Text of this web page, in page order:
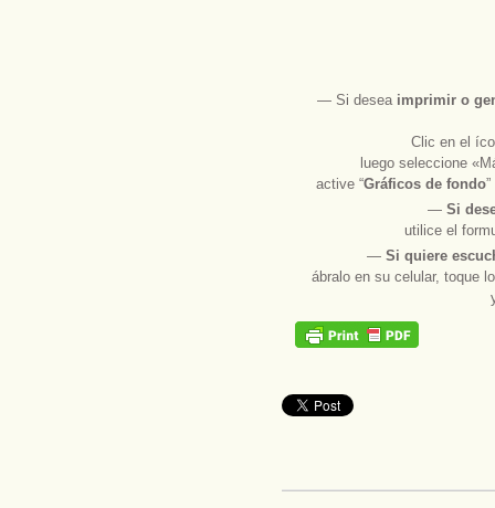
― Si desea imprimir o
Clic en el
luego seleccione
active “Gráficos de fondo
― Si
utilice el
― Si quiere
ábralo en su celular, toque